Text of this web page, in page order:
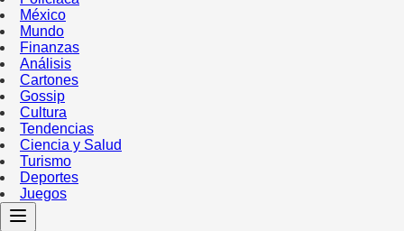
México
Mundo
Finanzas
Análisis
Cartones
Gossip
Cultura
Tendencias
Ciencia y Salud
Turismo
Deportes
Juegos